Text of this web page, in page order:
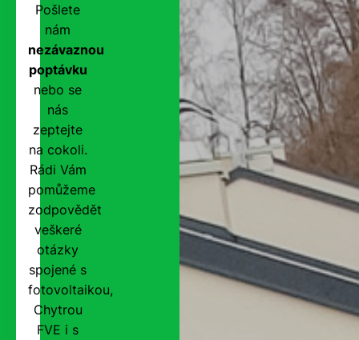
Pošlete
nám
nezávaznou
poptávku
nebo se
nás
zeptejte
na cokoli.
Rádi Vám
pomůžeme
zodpovědět
veškeré
otázky
spojené s
fotovoltaikou,
Chytrou
FVE i s